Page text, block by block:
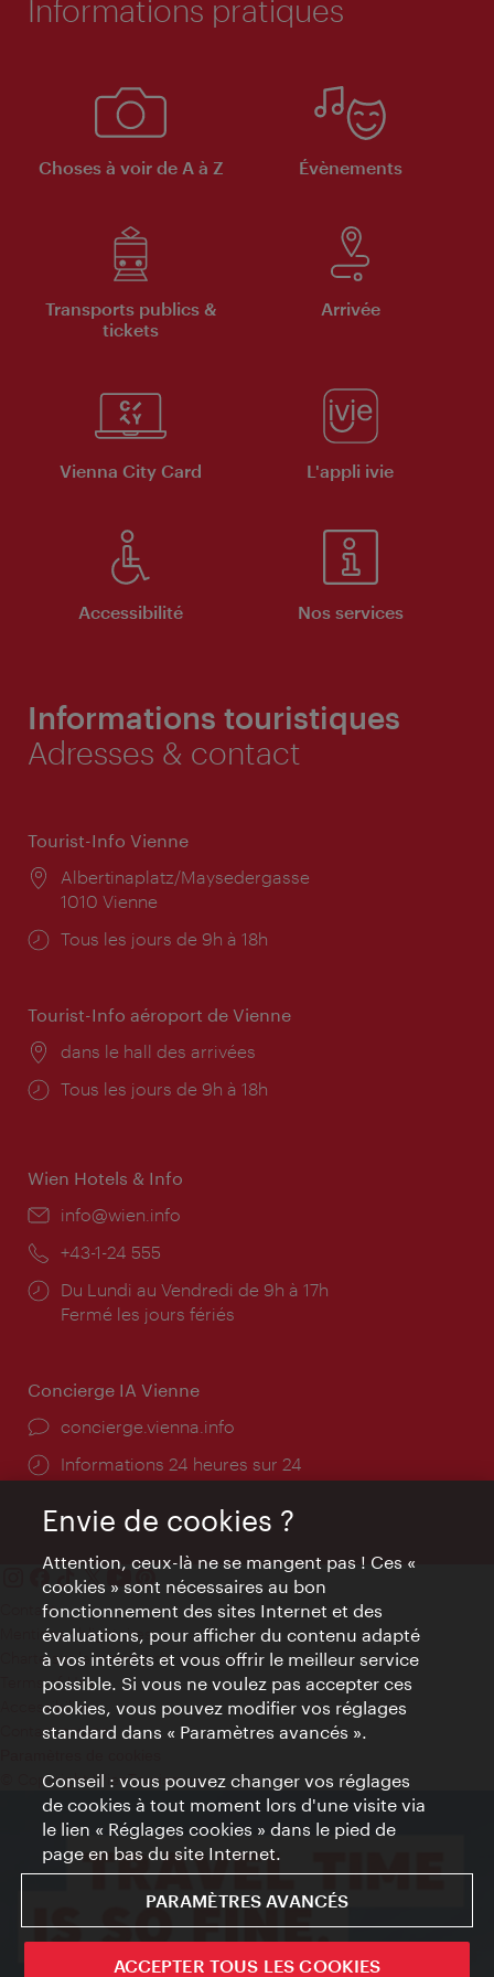
Informations pratiques
Choses à voir de A à Z Évènements
Transports publics &
tickets
Arrivée
Vienna City Card L'appli ivie
Accessibilité Nos services
Informations touristiques
Adresses & contact
Tourist-Info Vienne
Lieu:
Albertinaplatz/Maysedergasse
1010 Vienne
Horaires
Tous les jours de 9h à 18h
Tourist-Info aéroport de Vienne
Lieu:
dans le hall des arrivées
Horaires
Tous les jours de 9h à 18h
Wien Hotels & Info
E-
info@wien.info
Téléphone:
+43-1-24 555
Horaires
d'ouverture:
Du Lundi au Vendredi de 9h à 17h
Fermé les jours fériés
Concierge IA Vienne
Ort:
concierge.vienna.info
Öffnungszeiten:
Informations 24 heures sur 24
Contact
Mentions obligatoires
Charte sur le respect de la vie privée
Terms of Use
Accessibilité
Contact presse
© Copyright WienTourismus
Envie de cookies ?
Attention, ceux-là ne se mangent pas ! Ces «
cookies » sont nécessaires au bon
fonctionnement des sites Internet et des
évaluations, pour afficher du contenu adapté
à vos intérêts et vous offrir le meilleur service
possible. Si vous ne voulez pas accepter ces
cookies, vous pouvez modifier vos réglages
standard dans « Paramètres avancés ».
Conseil : vous pouvez changer vos réglages
de cookies à tout moment lors d'une visite via
le lien « Réglages cookies » dans le pied de
page en bas du site Internet.
PARAMÈTRES AVANCÉS
ACCEPTER TOUS LES COOKIES